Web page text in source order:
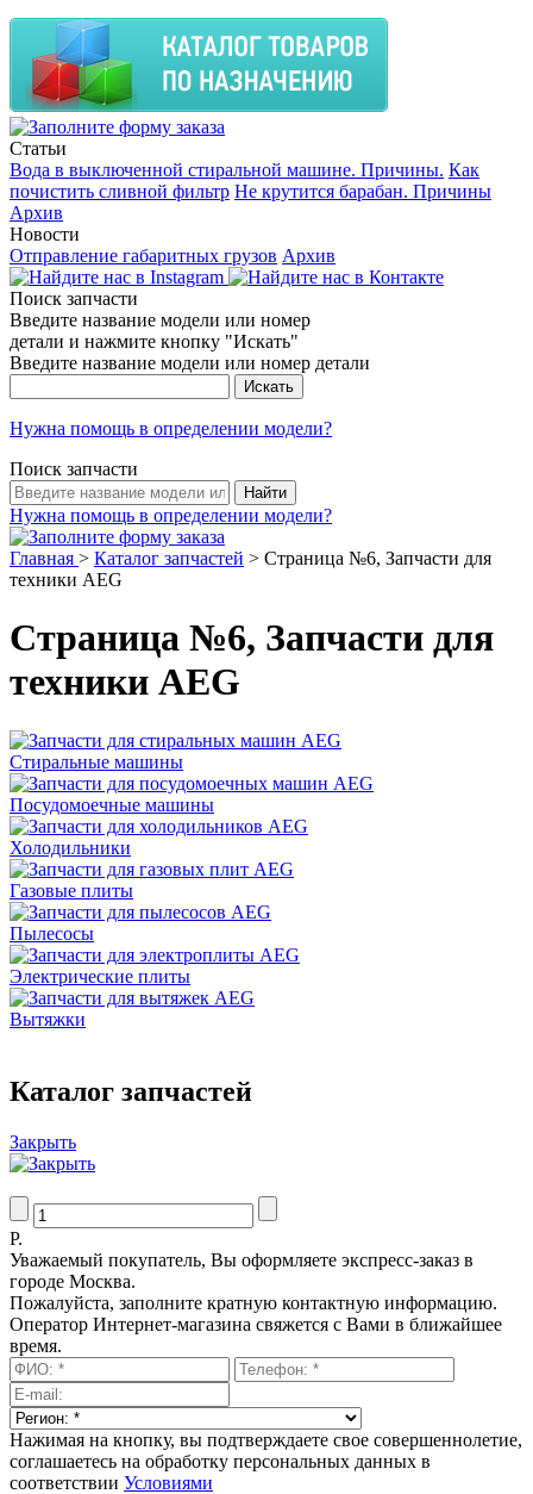
Статьи
Вода в выключенной стиральной машине. Причины. Как
почистить сливной фильтр Не крутится барабан. Причины
Архив
Новости
Отправление габаритных грузов Архив
Поиск запчасти
Введите название модели или номер
детали и нажмите кнопку "Искать"
Введите название модели или номер детали
Нужна помощь в определении модели?
Поиск запчасти
Нужна помощь в определении модели?
Главная > Каталог запчастей > Страница №6, Запчасти для
техники AEG
Страница №6, Запчасти для
техники AEG
Стиральные машины
Посудомоечные машины
Холодильники
Газовые плиты
Пылесосы
Электрические плиты
Вытяжки
Каталог запчастей
Закрыть
Р.
Уважаемый покупатель, Вы оформляете экспресс-заказ в
городе Москва.
Пожалуйста, заполните кратную контактную информацию.
Оператор Интернет-магазина свяжется с Вами в ближайшее
время.
Нажимая на кнопку, вы подтверждаете свое совершеннолетие,
соглашаетесь на обработку персональных данных в
соответствии Условиями